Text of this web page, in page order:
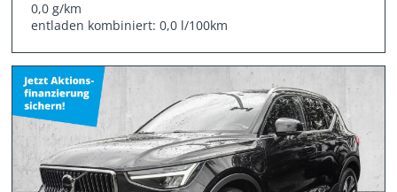
0,0 g/km
entladen kombiniert: 0,0 l/100km